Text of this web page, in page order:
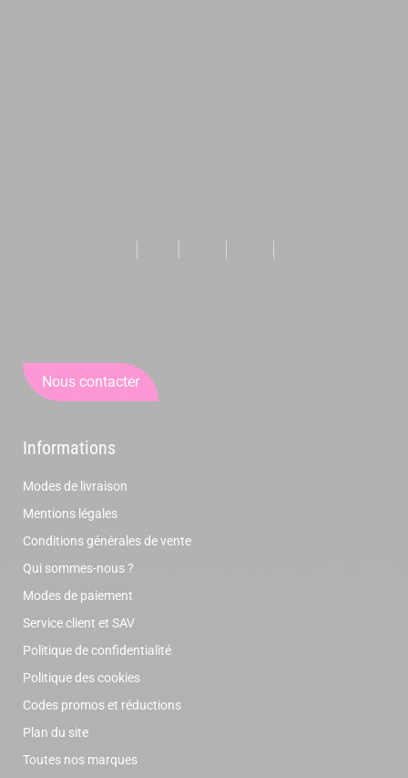
Nous contacter
Informations
Modes de livraison
Mentions légales
Conditions générales de vente
Qui sommes-nous ?
Modes de paiement
Service client et SAV
Politique de confidentialité
Politique des cookies
Codes promos et réductions
Plan du site
Toutes nos marques